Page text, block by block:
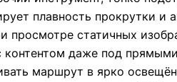
плавность прокрутки
просмотре статичных
контентом даже под
маршрут в ярко